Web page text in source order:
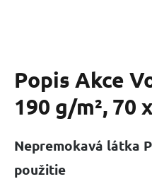
Popis Akce
190 g/m², 70
Nepremokavá látka
použitie